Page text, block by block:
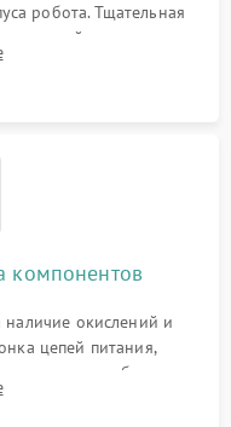
робота. Тщательная
и плат от
животных с
компонентов
окислений и
цепей питания,
колес и турбины
и инфракрасных